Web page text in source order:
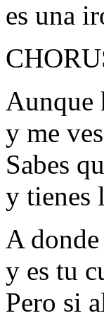
es una
Aunque
y me
Sabes
y tienes
A
y es tu
Pero si